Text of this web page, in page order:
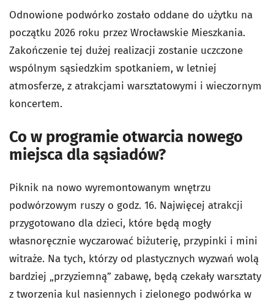
Odnowione podwórko zostało oddane do użytku na
początku 2026 roku przez Wrocławskie Mieszkania.
Zakończenie tej dużej realizacji zostanie uczczone
wspólnym sąsiedzkim spotkaniem, w letniej
atmosferze, z atrakcjami warsztatowymi i wieczornym
koncertem.
Co w programie otwarcia nowego
miejsca dla sąsiadów?
Piknik na nowo wyremontowanym wnętrzu
podwórzowym ruszy o godz. 16. Najwięcej atrakcji
przygotowano dla dzieci, które będą mogły
własnoręcznie wyczarować biżuterię, przypinki i mini
witraże. Na tych, którzy od plastycznych wyzwań wolą
bardziej „przyziemną” zabawę, będą czekały warsztaty
z tworzenia kul nasiennych i zielonego podwórka w